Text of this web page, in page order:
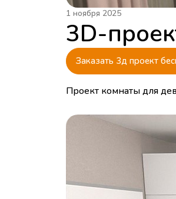
1 ноября 2025
3D-
Заказать 3д проект
Проект комнаты для